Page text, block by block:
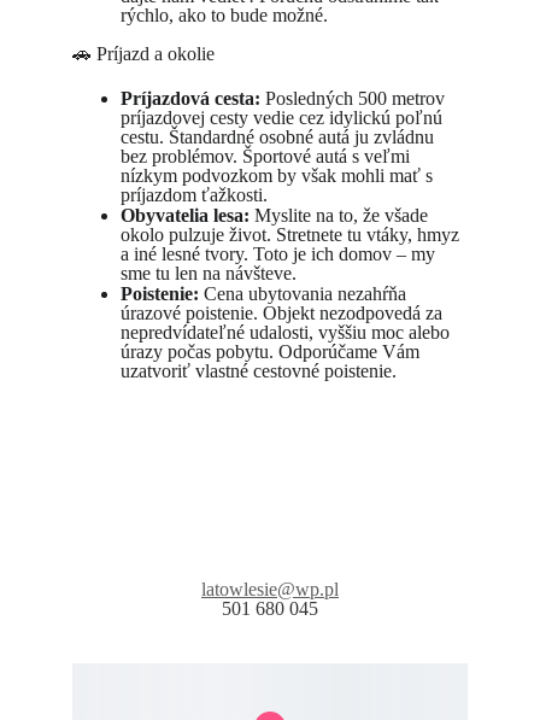
rýchlo, ako to bude možné.
🚗 Príjazd a okolie
Príjazdová cesta: Posledných 500 metrov
príjazdovej cesty vedie cez idylickú poľnú
cestu. Štandardné osobné autá ju zvládnu
bez problémov. Športové autá s veľmi
nízkym podvozkom by však mohli mať s
príjazdom ťažkosti.
Obyvatelia lesa: Myslite na to, že všade
okolo pulzuje život. Stretnete tu vtáky, hmyz
a iné lesné tvory. Toto je ich domov – my
sme tu len na návšteve.
Poistenie: Cena ubytovania nezahŕňa
úrazové poistenie. Objekt nezodpovedá za
nepredvídateľné udalosti, vyššiu moc alebo
úrazy počas pobytu. Odporúčame Vám
uzatvoriť vlastné cestovné poistenie.
latowlesie@wp.pl
501 680 045